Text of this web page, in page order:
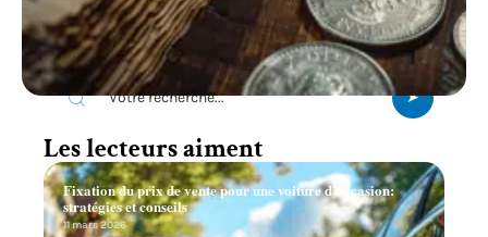
Recherche
Les lecteurs aiment
Fixation du prix de vente pour une voiture d’occasion:
stratégies et conseils
11 mars 2026